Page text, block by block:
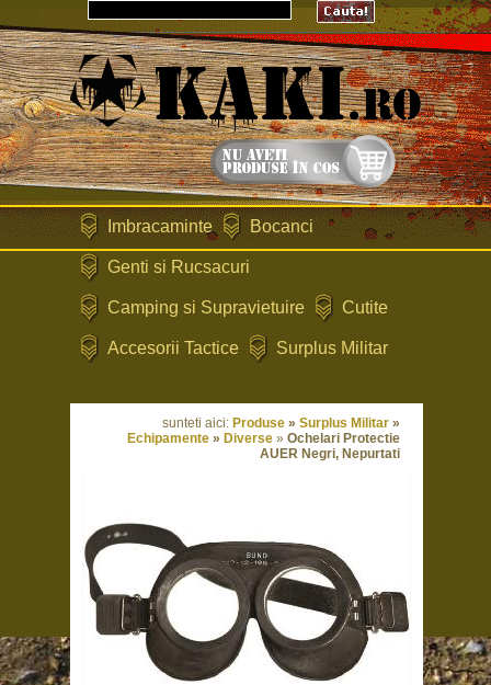
Imbracaminte Bocanci
Genti si Rucsacuri
Camping si Supravietuire Cutite
Accesorii Tactice Surplus Militar
sunteti aici: Produse » Surplus Militar »
Echipamente » Diverse » Ochelari Protectie
AUER Negri, Nepurtati